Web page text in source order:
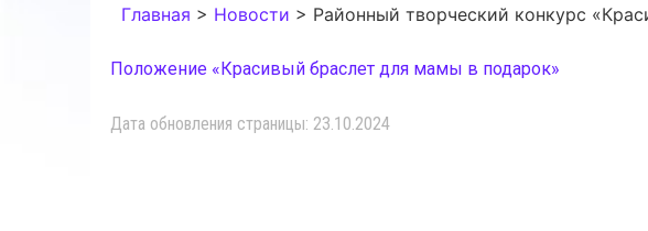
Главная > Новости > Районный творческий конкурс
Положение «Красивый браслет для мамы в подарок»
Дата обновления страницы: 23.10.2024